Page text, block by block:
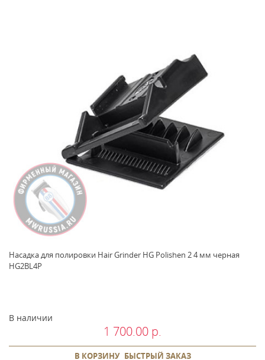
Насадка для полировки Hair Grinder HG Polishen 2 4 мм черная
HG2BL4P
В наличии
1 700.00 р.
В КОРЗИНУ БЫСТРЫЙ ЗАКАЗ